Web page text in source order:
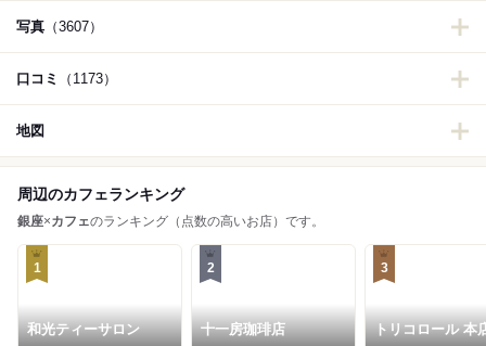
写真 （3607）
口コミ （1173）
地図
周辺のカフェランキング
銀座×カフェのランキング（点数の高いお店）です。
1
和光ティーサロン
2
十一房珈琲店
3
トリコロール 本